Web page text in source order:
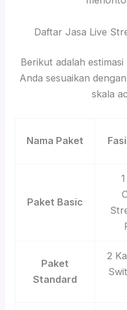
Daftar Jasa Live
Berikut adalah
Anda sesuaikan
skala
Nama Paket
Paket Basic
Paket
Standard
2